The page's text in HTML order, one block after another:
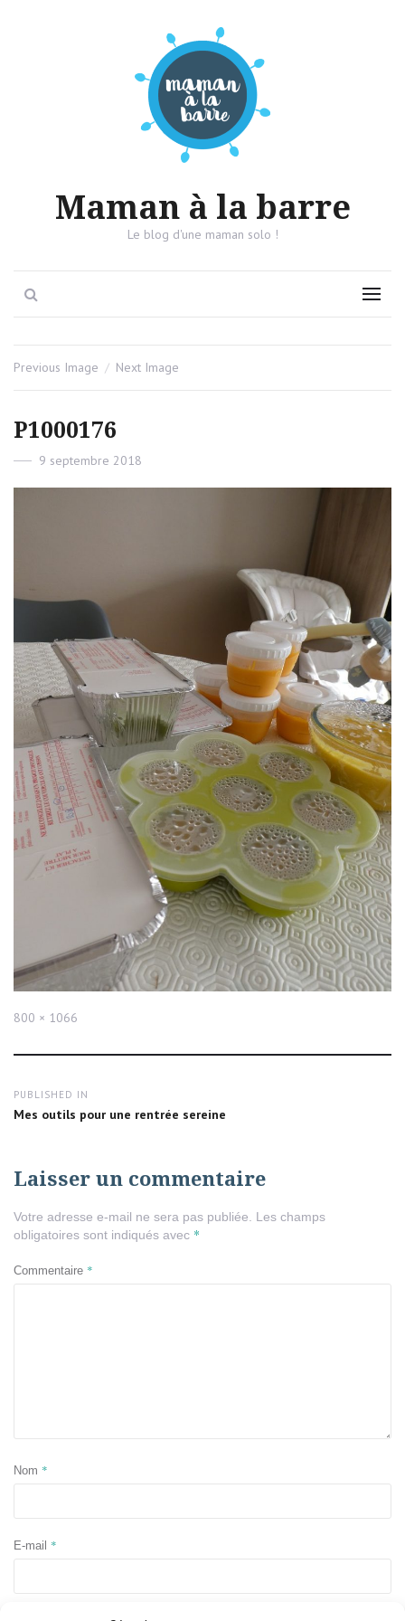
Maman à la barre
Le blog d'une maman solo !
Menu
Previous Image Next Image
P1000176
Posted
9 septembre 2018
Full
800 × 1066
de
PUBLISHED IN
Mes outils pour une rentrée sereine
Laisser un commentaire
Votre adresse e-mail ne sera pas publiée. Les champs
obligatoires sont indiqués avec *
Commentaire *
Nom *
E-mail *